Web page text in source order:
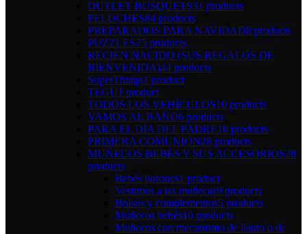
OUTLET BUSQUETS31 products
PELUCHES84 products
PREPARADOS PARA NAVIDAD8 products
PUZZLES75 products
RECIÉN NACIDO (SUS REGALOS DE
BIENVENIDA)44 products
SuperThings1 product
TEGU1 product
TODOS LOS VEHÍCULOS10 products
VAMOS AL BAÑO6 products
PARA EL DÍA DEL PADRE10 products
PRIMERA COMUNION28 products
MUÑECOS BEBÉS Y SUS ACCESORIOS28
products
Bebés llorones1 product
Vestimos a las muñecas9 products
Bolsos y complementos5 products
Muñecos bebés10 products
Muñecos con mecanismo de llanto o de